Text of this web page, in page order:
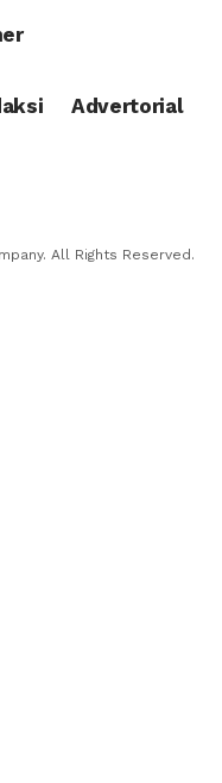
Advertorial
All Rights Reserved.